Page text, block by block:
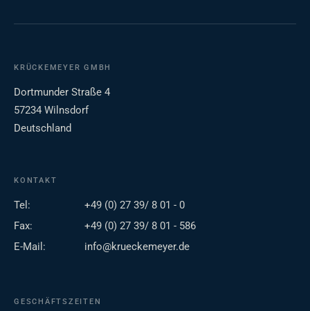
KRÜCKEMEYER GMBH
Dortmunder Straße 4
57234 Wilnsdorf
Deutschland
KONTAKT
Tel:
+49 (0) 27 39/ 8 01 - 0
Fax:
+49 (0) 27 39/ 8 01 - 586
E-Mail:
info@krueckemeyer.de
GESCHÄFTSZEITEN